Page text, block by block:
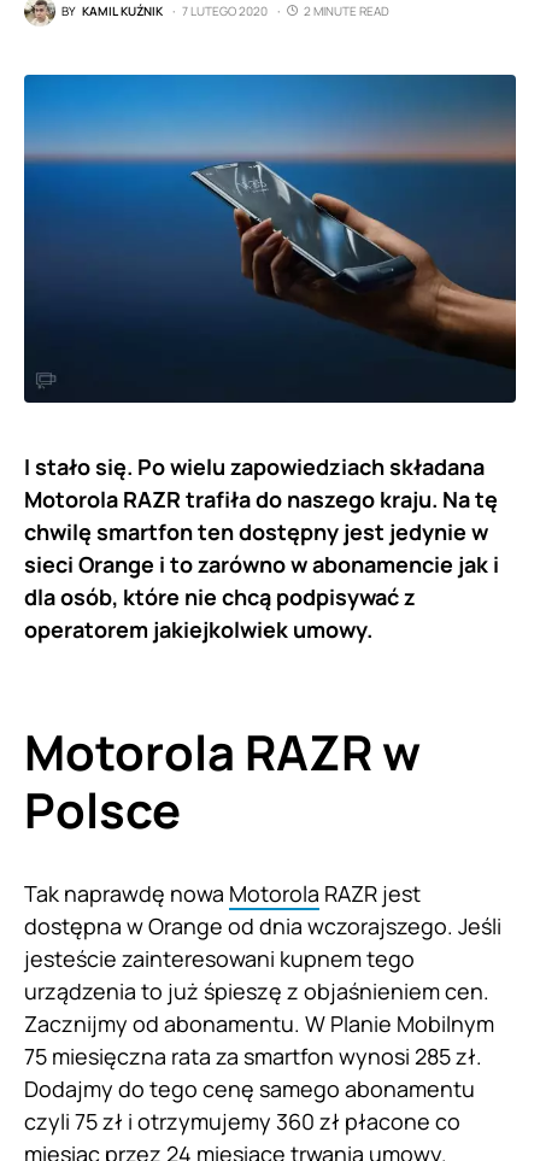
BY KAMIL KUŹNIK 7 LUTEGO 2020 2 MINUTE READ
I stało się. Po wielu zapowiedziach składana
Motorola RAZR trafiła do naszego kraju. Na tę
chwilę smartfon ten dostępny jest jedynie w
sieci Orange i to zarówno w abonamencie jak i
dla osób, które nie chcą podpisywać z
operatorem jakiejkolwiek umowy.
Motorola RAZR w
Polsce
Tak naprawdę nowa Motorola RAZR jest
dostępna w Orange od dnia wczorajszego. Jeśli
jesteście zainteresowani kupnem tego
urządzenia to już śpieszę z objaśnieniem cen.
Zacznijmy od abonamentu. W Planie Mobilnym
75 miesięczna rata za smartfon wynosi 285 zł.
Dodajmy do tego cenę samego abonamentu
czyli 75 zł i otrzymujemy 360 zł płacone co
miesiąc przez 24 miesiące trwania umowy.